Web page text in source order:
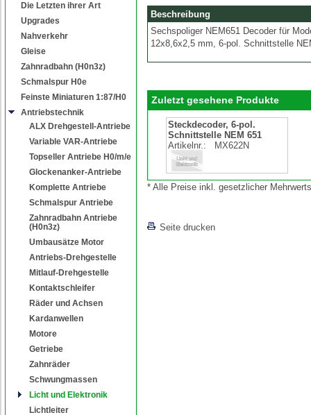
Die Letzten ihrer Art
Upgrades
Nahverkehr
Gleise
Zahnradbahn (H0n3z)
Schmalspur H0e
Feinste Miniaturen 1:87/H0
Antriebstechnik
ALX Drehgestell-Antriebe
Variable VAR-Antriebe
Topseller Antriebe H0/m/e
Glockenanker-Antriebe
Komplette Antriebe
Schmalspur Antriebe
Zahnradbahn Antriebe
(H0n3z)
Umbausätze Motor
Antriebs-Drehgestelle
Mitlauf-Drehgestelle
Kontaktschleifer
Räder und Achsen
Kardanwellen
Motore
Getriebe
Zahnräder
Schwungmassen
Licht und Elektronik
Lichtleiter
Beschreibung
Sechspoliger NEM651 Decoder für
12x8,6x2,5 mm, 6-pol. Schnittstelle
Zuletzt gesehene Produkte
Steckdecoder, 6-pol.
Schnittstelle NEM 651
Artikelnr.:
MX622N
* Alle Preise inkl. gesetzlicher
Seite drucken